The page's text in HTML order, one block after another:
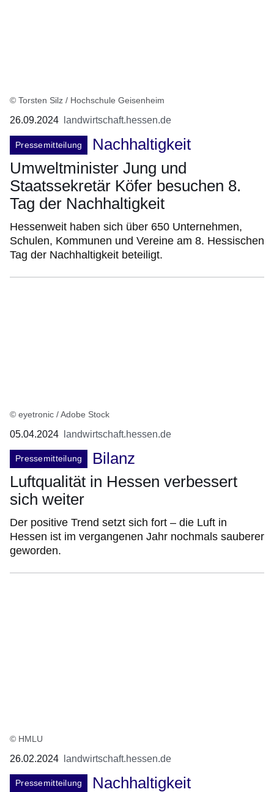
© Torsten Silz / Hochschule Geisenheim
26.09.2024 landwirtschaft.hessen.de
Pressemitteilung
Nachhaltigkeit
Umweltminister Jung und
Staatssekretär Köfer besuchen 8.
Tag der Nachhaltigkeit
Hessenweit haben sich über 650 Unternehmen,
Schulen, Kommunen und Vereine am 8. Hessischen
Tag der Nachhaltigkeit beteiligt.
© eyetronic / Adobe Stock
05.04.2024 landwirtschaft.hessen.de
Pressemitteilung
Bilanz
Luftqualität in Hessen verbessert
sich weiter
Der positive Trend setzt sich fort – die Luft in
Hessen ist im vergangenen Jahr nochmals sauberer
geworden.
© HMLU
26.02.2024 landwirtschaft.hessen.de
Pressemitteilung Nachhaltigkeit